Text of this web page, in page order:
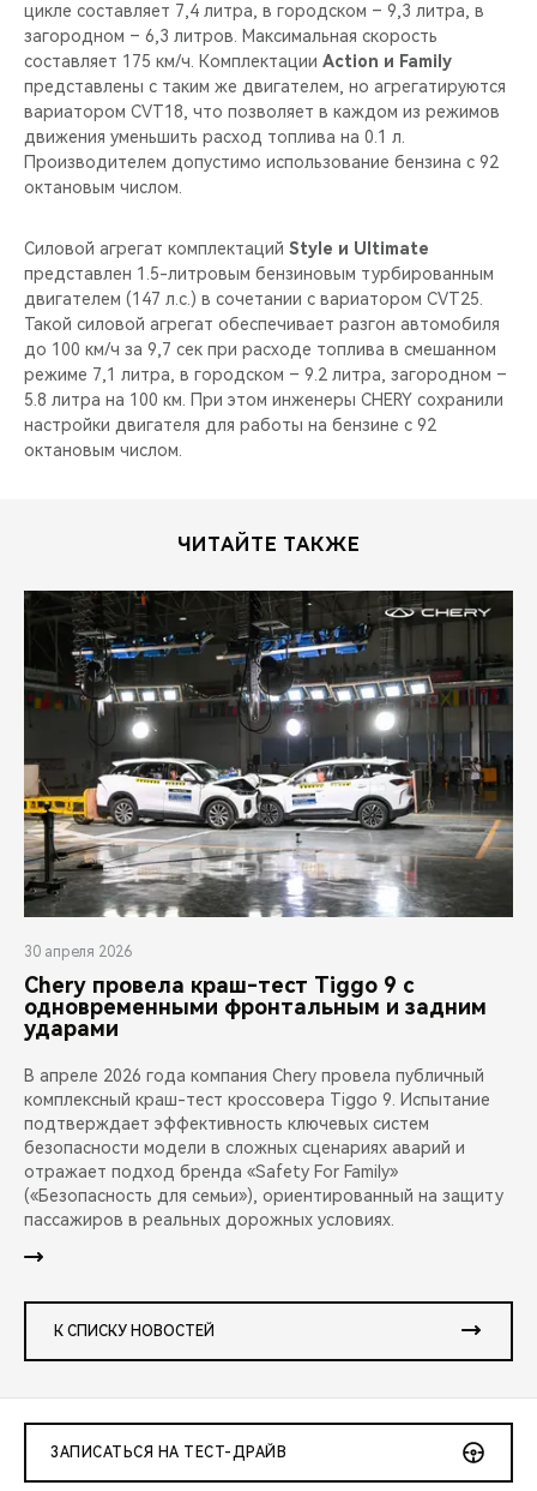
цикле составляет 7,4 литра, в городском – 9,3 литра, в
загородном – 6,3 литров. Максимальная скорость
составляет 175 км/ч. Комплектации Action и Family
представлены с таким же двигателем, но агрегатируются
вариатором CVT18, что позволяет в каждом из режимов
движения уменьшить расход топлива на 0.1 л.
Производителем допустимо использование бензина с 92
октановым числом.
Силовой агрегат комплектаций Style и Ultimate
представлен 1.5-литровым бензиновым турбированным
двигателем (147 л.с.) в сочетании с вариатором CVT25.
Такой силовой агрегат обеспечивает разгон автомобиля
до 100 км/ч за 9,7 сек при расходе топлива в смешанном
режиме 7,1 литра, в городском – 9.2 литра, загородном –
5.8 литра на 100 км. При этом инженеры CHERY сохранили
настройки двигателя для работы на бензине с 92
октановым числом.
ЧИТАЙТЕ ТАКЖЕ
30 апреля 2026
Chery провела краш-тест Tiggo 9 с
одновременными фронтальным и задним
ударами
В апреле 2026 года компания Chery провела публичный
комплексный краш-тест кроссовера Tiggo 9. Испытание
подтверждает эффективность ключевых систем
безопасности модели в сложных сценариях аварий и
отражает подход бренда «Safety For Family»
(«Безопасность для семьи»), ориентированный на защиту
пассажиров в реальных дорожных условиях.
К СПИСКУ НОВОСТЕЙ
ЗАПИСАТЬСЯ НА ТЕСТ-ДРАЙВ